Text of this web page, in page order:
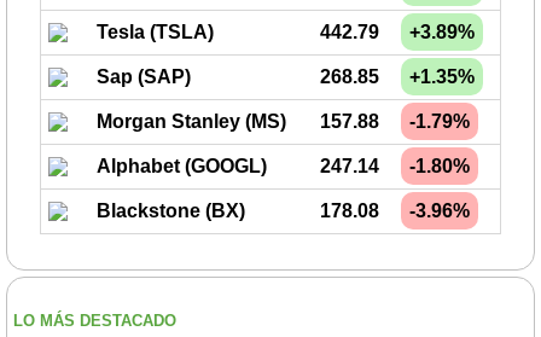
Tesla (TSLA) 442.79 +3.89%
Sap (SAP) 268.85 +1.35%
Morgan Stanley (MS) 157.88 -1.79%
Alphabet (GOOGL) 247.14 -1.80%
Blackstone (BX) 178.08 -3.96%
LO MÁS DESTACADO